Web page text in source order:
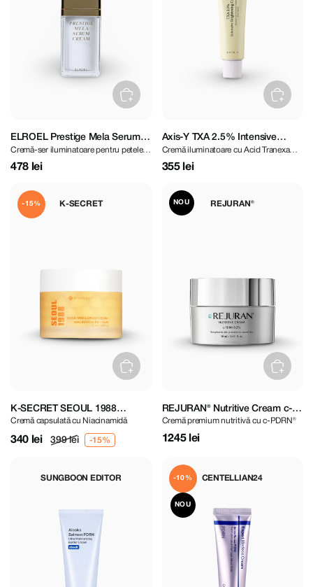
ELROEL Prestige Mela Serum
Cream 25 ml
Cremă-ser iluminatoare pentru petele
pigmentare
478 lei
Axis-Y TXA 2.5% Intensive
Brightening Cream 50 ml
Cremă iluminatoare cu Acid Tranexamic
și Niacinamidă
355 lei
K-SECRET
-15%
K-SECRET SEOUL 1988
Niacinamide 5% Capsule
Cream 50 ml
Cremă capsulată cu Niacinamidă
340 lei 399 lei
REJURAN®
NOU
REJURAN® Nutritive Cream c-
PDRN® 50 ml
Cremă premium nutritivă cu c-PDRN®
1245 lei
SUNGBOON EDITOR CENTELLIAN24
-10%
NOU